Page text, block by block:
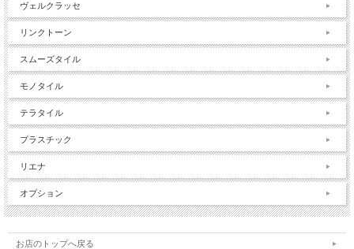
ヴェルクラッセ
リンクトーン
スムーズタイル
モノタイル
テラタイル
プラスチック
リエナ
オプション
お店のトップへ戻る